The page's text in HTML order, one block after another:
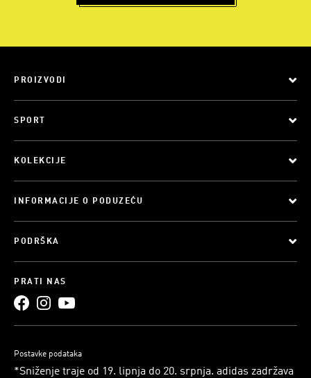
PROIZVODI
SPORT
KOLEKCIJE
INFORMACIJE O PODUZEĆU
PODRŠKA
PRATI NAS
Postavke podataka
*Sniženje traje od 19. lipnja do 20. srpnja. adidas zadržava